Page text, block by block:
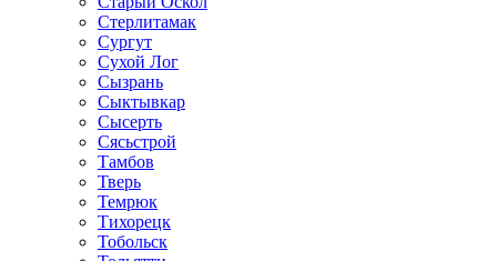
Стерлитамак
Сургут
Сухой Лог
Сызрань
Сыктывкар
Сысерть
Сясьстрой
Тамбов
Тверь
Темрюк
Тихорецк
Тобольск